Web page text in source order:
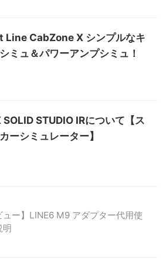
Line CabZone X シンプルなキ
ミュ＆パワーアンプシミュ！
SOLID STUDIO IRについて【ス
ーシミュレーター】
ュー】LINE6 M9 アダプター代用使
明